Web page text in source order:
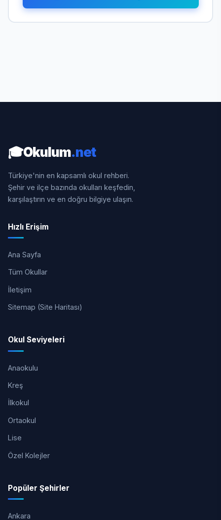
🎓Okulum.net
Türkiye'nin en kapsamlı okul rehberi.
Şehir ve ilçe bazında okulları keşfedin,
karşılaştırın ve en doğru bilgiye ulaşın.
Hızlı Erişim
Ana Sayfa
Tüm Okullar
İletişim
Sitemap (Site Haritası)
Okul Seviyeleri
Anaokulu
Kreş
İlkokul
Ortaokul
Lise
Özel Kolejler
Popüler Şehirler
Ankara